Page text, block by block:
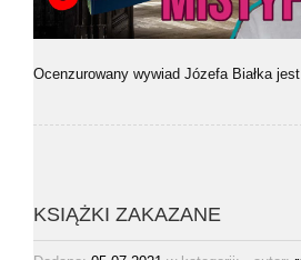
Ocenzurowany wywiad Józefa Białka
KSIĄŻKI ZAKAZANE